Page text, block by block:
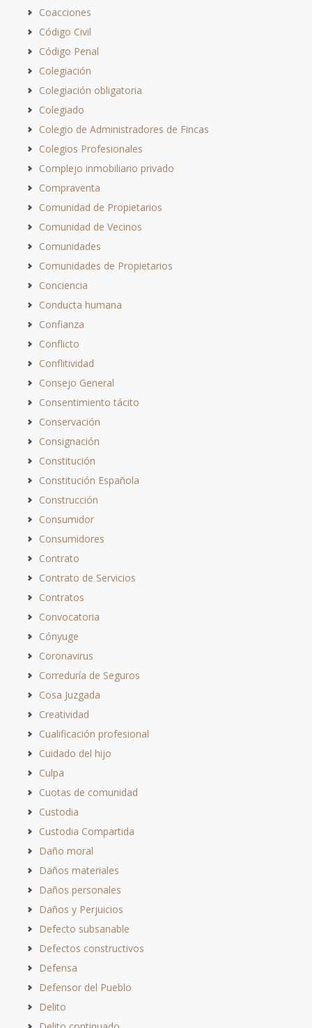
Coacciones
Código Civil
Código Penal
Colegiación
Colegiación obligatoria
Colegiado
Colegio de Administradores de Fincas
Colegios Profesionales
Complejo inmobiliario privado
Compraventa
Comunidad de Propietarios
Comunidad de Vecinos
Comunidades
Comunidades de Propietarios
Conciencia
Conducta humana
Confianza
Conflicto
Conflitividad
Consejo General
Consentimiento tácito
Conservación
Consignación
Constitución
Constitución Española
Construcción
Consumidor
Consumidores
Contrato
Contrato de Servicios
Contratos
Convocatoria
Cónyuge
Coronavirus
Correduría de Seguros
Cosa Juzgada
Creatividad
Cualificación profesional
Cuidado del hijo
Culpa
Cuotas de comunidad
Custodia
Custodia Compartida
Daño moral
Daños materiales
Daños personales
Daños y Perjuicios
Defecto subsanable
Defectos constructivos
Defensa
Defensor del Pueblo
Delito